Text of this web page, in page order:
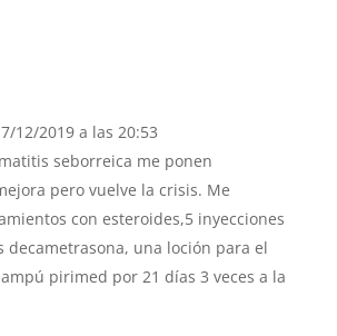
12/2019 a las 20:53
seborreica me ponen
pero vuelve la crisis. Me
con esteroides,5 inyecciones
decametrasona, una loción para el
pirimed por 21 días 3 veces a la